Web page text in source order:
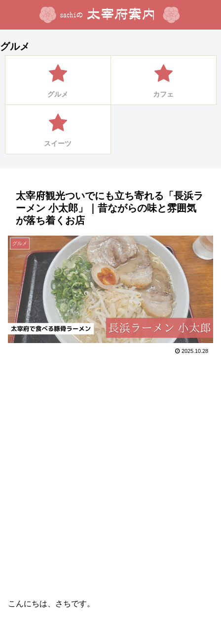
グルメ
グルメ カフェ
スイーツ
太宰府観光ついでにも立ち寄れる「長浜ラ
ーメン 小太郎」｜昔ながらの味と雰囲気
が落ち着くお店
グルメ
2025.10.28
こんにちは、さちです。